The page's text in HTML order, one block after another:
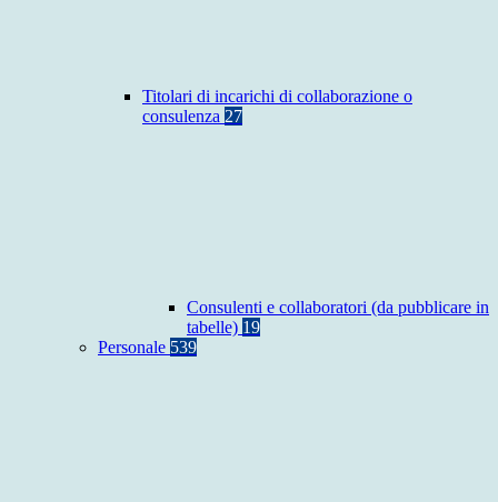
Titolari di incarichi di collaborazione o
consulenza 27
Consulenti e collaboratori (da pubblicare in
tabelle) 19
Personale 539